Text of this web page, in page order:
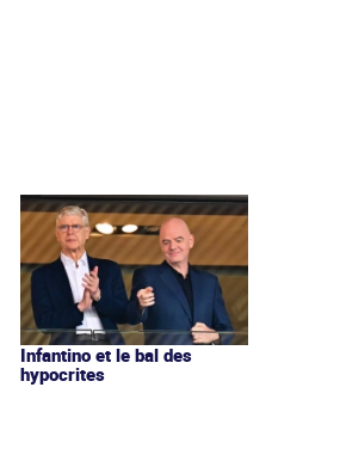
Infantino et le bal des
hypocrites